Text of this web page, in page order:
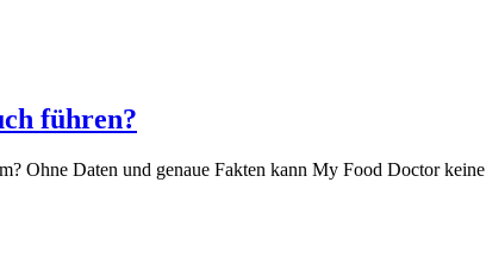
führen?
Ohne Daten und genaue Fakten kann My Food Doctor